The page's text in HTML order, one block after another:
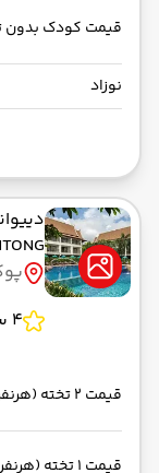
قیمت کودک بدون
نوزاد
4 ستاره
قیمت 2 تخته (هرنفر)
قیمت 1 تخته (هرنفر)